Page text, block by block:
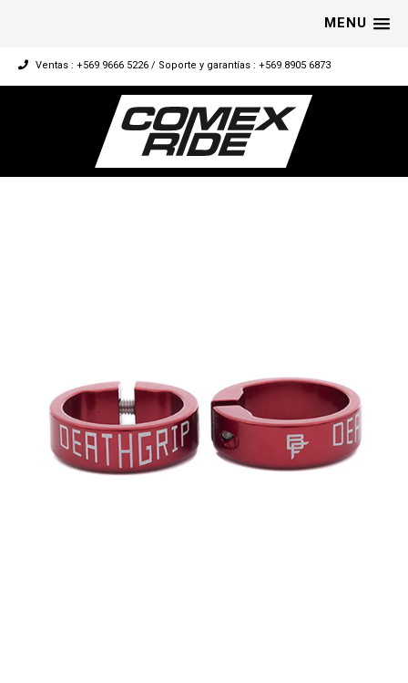
MENU
Ventas : +569 9666 5226 / Soporte y garantías : +569 8905 6873